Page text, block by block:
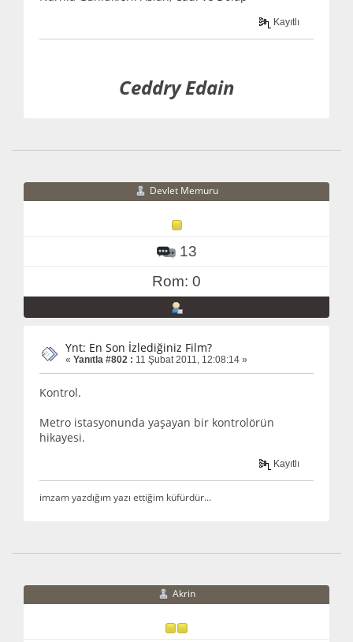
Kayıtlı
Ceddry Edain
Devlet Memuru
13
Rom: 0
Ynt: En Son İzlediğiniz Film?
« Yanıtla #802 : 11 Şubat 2011, 12:08:14 »
Kontrol.
Metro istasyonunda yaşayan bir kontrolörün
hikayesi.
Kayıtlı
imzam yazdığım yazı ettiğim küfürdür...
Akrin